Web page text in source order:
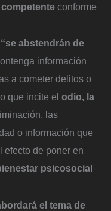
conforme
“se abstendrán de
información
a cometer delitos o
que incite el odio, la
las
o información que
efecto de poner en
psicosocial
el tema de